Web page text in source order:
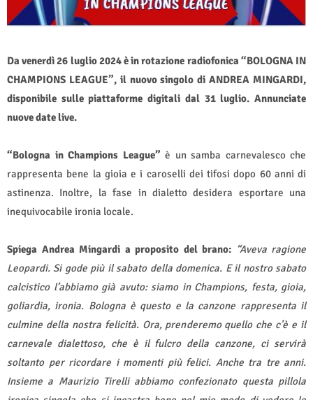
Da venerdì 26 luglio 2024 è in rotazione radiofonica “BOLOGNA IN
CHAMPIONS LEAGUE”, il nuovo singolo di ANDREA MINGARDI,
disponibile sulle piattaforme digitali dal 31 luglio. Annunciate
nuove date live.
“Bologna in Champions League” è un samba carnevalesco che
rappresenta bene la gioia e i caroselli dei tifosi dopo 60 anni di
astinenza. Inoltre, la fase in dialetto desidera esportare una
inequivocabile ironia locale.
Spiega Andrea Mingardi a proposito del brano: “Aveva ragione
Leopardi. Si gode più il sabato della domenica. E il nostro sabato
calcistico l’abbiamo già avuto: siamo in Champions, festa, gioia,
goliardia, ironia. Bologna è questo e la canzone rappresenta il
culmine della nostra felicità. Ora, prenderemo quello che c’è e il
carnevale dialettoso, che è il fulcro della canzone, ci servirà
soltanto per ricordare i momenti più felici. Anche tra tre anni.
Insieme a Maurizio Tirelli abbiamo confezionato questa pillola